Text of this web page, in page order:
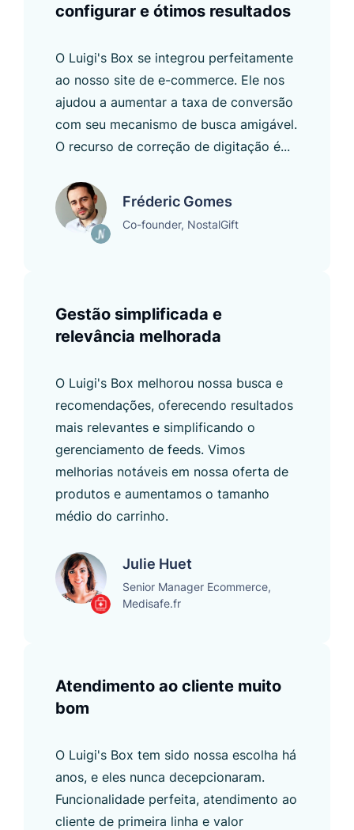
configurar e ótimos resultados
O Luigi's Box se integrou perfeitamente
ao nosso site de e-commerce. Ele nos
ajudou a aumentar a taxa de conversão
com seu mecanismo de busca amigável.
O recurso de correção de digitação é...
Fréderic Gomes
Co-founder, NostalGift
Gestão simplificada e
relevância melhorada
O Luigi's Box melhorou nossa busca e
recomendações, oferecendo resultados
mais relevantes e simplificando o
gerenciamento de feeds. Vimos
melhorias notáveis ​​em nossa oferta de
produtos e aumentamos o tamanho
médio do carrinho.
Julie Huet
Senior Manager Ecommerce,
Medisafe.fr
Atendimento ao cliente muito
bom
O Luigi's Box tem sido nossa escolha há
anos, e eles nunca decepcionaram.
Funcionalidade perfeita, atendimento ao
cliente de primeira linha e valor